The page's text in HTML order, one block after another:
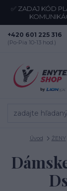
✅ ZADAJ KÓD
+420 601 225 316
(Po-Pia 10-13 hod.)
Úvod ŽENY